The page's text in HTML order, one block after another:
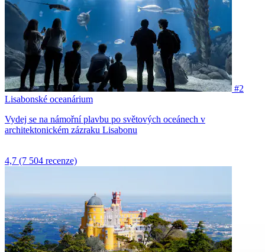
#2
Lisabonské oceanárium
Vydej se na námořní plavbu po světových oceánech v
architektonickém zázraku Lisabonu
4,7 (7 504 recenze)